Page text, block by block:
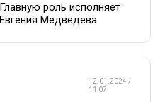
Главную роль исполняет
Евгения Медведева
12.01.2024 /
11:07